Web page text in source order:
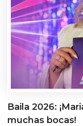
Baila 2026:
muchas bocas!